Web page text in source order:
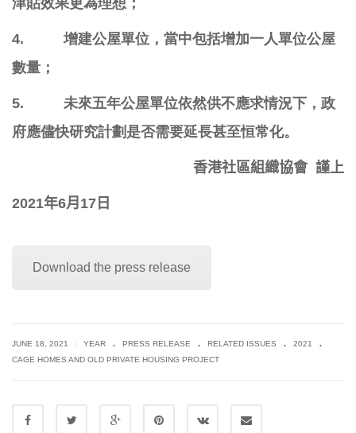
津貼效果更為理想；
4. 增建公屋單位，當中包括增加一人單位公屋
數量；
5. 未來五年公屋單位依然供不應求情況下， 政
府應儘快研究計劃是否需要延長甚至恒常化。
香港社區組織協會 謹上
2021年6月 17 日
Download the press release
JUNE 18, 2021 YEAR . PRESS RELEASE . RELATED ISSUES . 2021 .
CAGE HOMES AND OLD PRIVATE HOUSING PROJECT